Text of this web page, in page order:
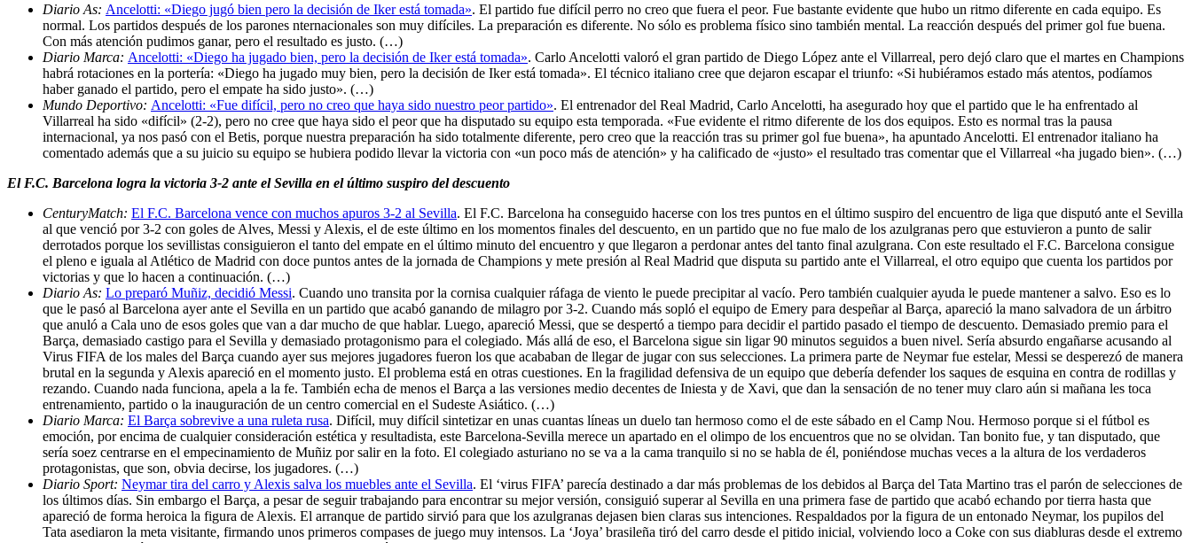
Diario As: Ancelotti: «Diego jugó bien pero la decisión de Iker está tomada». El partido fue difícil perro no creo que fuera el peor. Fue bastante evidente que hubo un ritmo diferente en cada equipo. Es
normal. Los partidos después de los parones nternacionales son muy difíciles. La preparación es diferente. No sólo es problema físico sino también mental. La reacción después del primer gol fue buena.
Con más atención pudimos ganar, pero el resultado es justo. (…)
Diario Marca: Ancelotti: «Diego ha jugado bien, pero la decisión de Iker está tomada». Carlo Ancelotti valoró el gran partido de Diego López ante el Villarreal, pero dejó claro que el martes en Champions
habrá rotaciones en la portería: «Diego ha jugado muy bien, pero la decisión de Iker está tomada». El técnico italiano cree que dejaron escapar el triunfo: «Si hubiéramos estado más atentos, podíamos
haber ganado el partido, pero el empate ha sido justo». (…)
Mundo Deportivo: Ancelotti: «Fue difícil, pero no creo que haya sido nuestro peor partido». El entrenador del Real Madrid, Carlo Ancelotti, ha asegurado hoy que el partido que le ha enfrentado al
Villarreal ha sido «difícil» (2-2), pero no cree que haya sido el peor que ha disputado su equipo esta temporada. «Fue evidente el ritmo diferente de los dos equipos. Esto es normal tras la pausa
internacional, ya nos pasó con el Betis, porque nuestra preparación ha sido totalmente diferente, pero creo que la reacción tras su primer gol fue buena», ha apuntado Ancelotti. El entrenador italiano ha
comentado además que a su juicio su equipo se hubiera podido llevar la victoria con «un poco más de atención» y ha calificado de «justo» el resultado tras comentar que el Villarreal «ha jugado bien». (…)
El F.C. Barcelona logra la victoria 3-2 ante el Sevilla en el último suspiro del descuento
CenturyMatch: El F.C. Barcelona vence con muchos apuros 3-2 al Sevilla. El F.C. Barcelona ha conseguido hacerse con los tres puntos en el último suspiro del encuentro de liga que disputó ante el Sevilla
al que venció por 3-2 con goles de Alves, Messi y Alexis, el de este último en los momentos finales del descuento, en un partido que no fue malo de los azulgranas pero que estuvieron a punto de salir
derrotados porque los sevillistas consiguieron el tanto del empate en el último minuto del encuentro y que llegaron a perdonar antes del tanto final azulgrana. Con este resultado el F.C. Barcelona consigue
el pleno e iguala al Atlético de Madrid con doce puntos antes de la jornada de Champions y mete presión al Real Madrid que disputa su partido ante el Villarreal, el otro equipo que cuenta los partidos por
victorias y que lo hacen a continuación. (…)
Diario As: Lo preparó Muñiz, decidió Messi. Cuando uno transita por la cornisa cualquier ráfaga de viento le puede precipitar al vacío. Pero también cualquier ayuda le puede mantener a salvo. Eso es lo
que le pasó al Barcelona ayer ante el Sevilla en un partido que acabó ganando de milagro por 3-2. Cuando más sopló el equipo de Emery para despeñar al Barça, apareció la mano salvadora de un árbitro
que anuló a Cala uno de esos goles que van a dar mucho de que hablar. Luego, apareció Messi, que se despertó a tiempo para decidir el partido pasado el tiempo de descuento. Demasiado premio para el
Barça, demasiado castigo para el Sevilla y demasiado protagonismo para el colegiado. Más allá de eso, el Barcelona sigue sin ligar 90 minutos seguidos a buen nivel. Sería absurdo engañarse acusando al
Virus FIFA de los males del Barça cuando ayer sus mejores jugadores fueron los que acababan de llegar de jugar con sus selecciones. La primera parte de Neymar fue estelar, Messi se desperezó de manera
brutal en la segunda y Alexis apareció en el momento justo. El problema está en otras cuestiones. En la fragilidad defensiva de un equipo que debería defender los saques de esquina en contra de rodillas y
rezando. Cuando nada funciona, apela a la fe. También echa de menos el Barça a las versiones medio decentes de Iniesta y de Xavi, que dan la sensación de no tener muy claro aún si mañana les toca
entrenamiento, partido o la inauguración de un centro comercial en el Sudeste Asiático. (…)
Diario Marca: El Barça sobrevive a una ruleta rusa. Difícil, muy difícil sintetizar en unas cuantas líneas un duelo tan hermoso como el de este sábado en el Camp Nou. Hermoso porque si el fútbol es
emoción, por encima de cualquier consideración estética y resultadista, este Barcelona-Sevilla merece un apartado en el olimpo de los encuentros que no se olvidan. Tan bonito fue, y tan disputado, que
sería soez centrarse en el empecinamiento de Muñiz por salir en la foto. El colegiado asturiano no se va a la cama tranquilo si no se habla de él, poniéndose muchas veces a la altura de los verdaderos
protagonistas, que son, obvia decirse, los jugadores. (…)
Diario Sport: Neymar tira del carro y Alexis salva los muebles ante el Sevilla. El ‘virus FIFA’ parecía destinado a dar más problemas de los debidos al Barça del Tata Martino tras el parón de selecciones de
los últimos días. Sin embargo el Barça, a pesar de seguir trabajando para encontrar su mejor versión, consiguió superar al Sevilla en una primera fase de partido que acabó echando por tierra hasta que
apareció de forma heroica la figura de Alexis. El arranque de partido sirvió para que los azulgranas dejasen bien claras sus intenciones. Respaldados por la figura de un entonado Neymar, los pupilos del
Tata asediaron la meta visitante, firmando unos primeros compases de juego muy intensos. La ‘Joya’ brasileña tiró del carro desde el pitido inicial, volviendo loco a Coke con sus diabluras desde el extremo